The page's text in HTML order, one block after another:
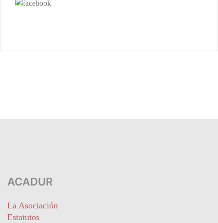
ACADUR
La Asociación
Estatutos